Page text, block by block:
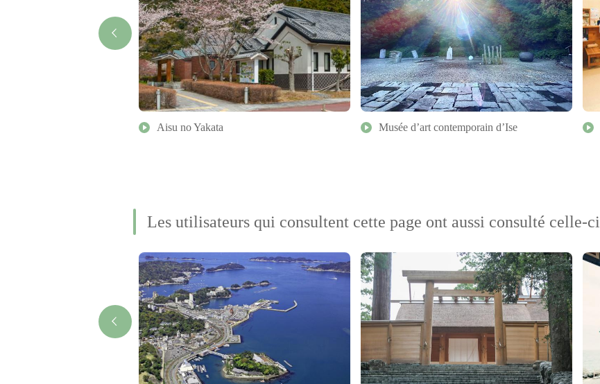
Aisu no Yakata Musée d’art contemporain d’Ise
Les utilisateurs qui consultent cette page ont aussi consulté celle-ci